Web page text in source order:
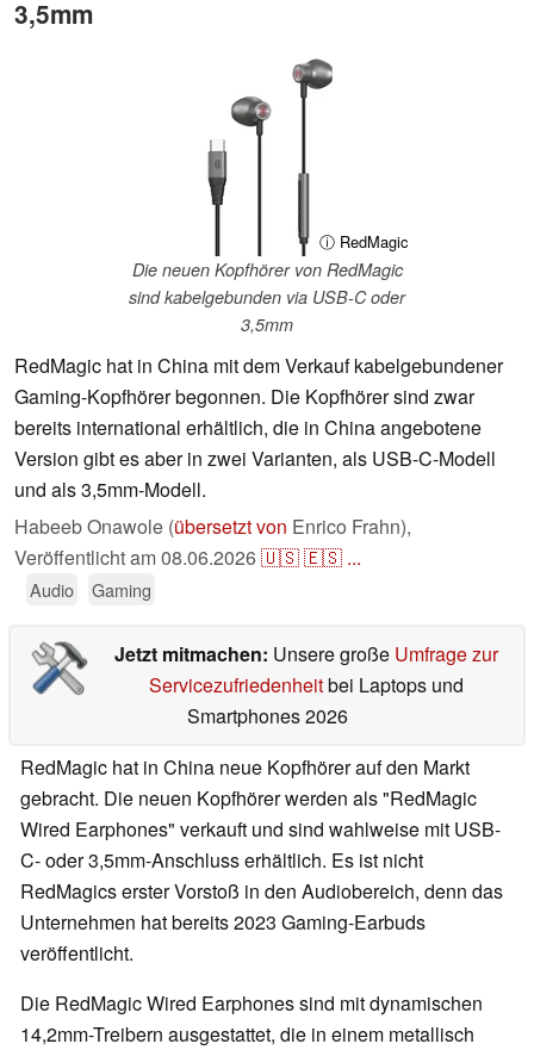
3,5mm
ⓘ RedMagic
Die neuen Kopfhörer von RedMagic
sind kabelgebunden via USB-C oder
3,5mm
RedMagic hat in China mit dem Verkauf kabelgebundener
Gaming-Kopfhörer begonnen. Die Kopfhörer sind zwar
bereits international erhältlich, die in China angebotene
Version gibt es aber in zwei Varianten, als USB-C-Modell
und als 3,5mm-Modell.
Habeeb Onawole (übersetzt von Enrico Frahn),
Veröffentlicht am08.06.2026🇺🇸🇪🇸 ...
Audio Gaming
Jetzt mitmachen: Unsere große Umfrage zur
Servicezufriedenheitbei Laptops und
Smartphones 2026
RedMagic hat in China neue Kopfhörer auf den Markt
gebracht. Die neuen Kopfhörer werden als "RedMagic
Wired Earphones" verkauft und sind wahlweise mit USB-
C- oder 3,5mm-Anschluss erhältlich. Es ist nicht
RedMagics erster Vorstoß in den Audiobereich, denn das
Unternehmen hat bereits 2023 Gaming-Earbuds
veröffentlicht.
Die RedMagic Wired Earphones sind mit dynamischen
14,2mm-Treibern ausgestattet, die in einem metallisch